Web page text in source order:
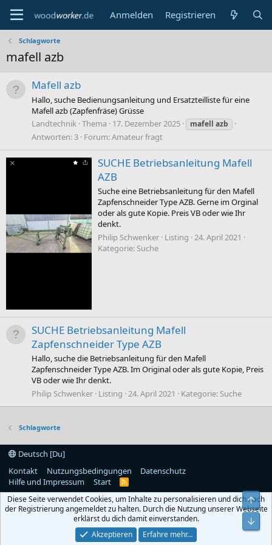
Anmelden Registrieren
Schlagworte
mafell azb
Mafell azb
Hallo, suche Bedienungsanleitung und Ersatzteilliste für eine
Mafell azb (Zapfenfräse) Grüsse
Landtechnik Thema 17. Dezember 2025 mafell azb
Antworten: 3 Forum:Amateur fragt
SUCHE Betriebsanleitung Mafell
AZB
Suche eine Betriebsanleitung für den Mafell
Zapfenschneider Type AZB. Gerne im Orginal
oder als gute Kopie. Preis VB oder wie Ihr
denkt.
Philip Schwenker Listing 24. April 2021
Kategorie: Suche
SUCHE Betriebsanleitung Mafell
Zapfenschneider Type AZB
Hallo, suche die Betriebsanleitung für den Mafell
Zapfenschneider Type AZB. Im Original oder als gute Kopie, Preis
VB oder wie Ihr denkt.
Philip Schwenker Listing 24. April 2021 Kategorie: Suche
Schlagworte
Deutsch [Du]
Kontakt
Nutzungsbedingungen
Datenschutz
Hilfe und Impressum
Start
R
S
Diese Seite verwendet Cookies, um Inhalte zu personalisieren und dich nach
der Registrierung angemeldet zu halten. Durch die Nutzung unserer Webseite
erklärst du dich damit einverstanden.
Akzeptieren
Erfahre mehr…